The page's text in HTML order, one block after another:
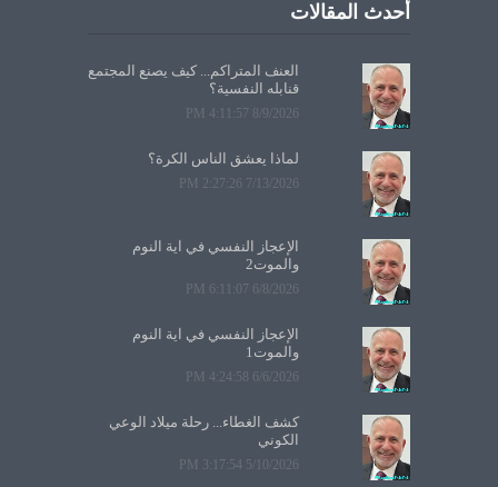
أحدث المقالات
العنف المتراكم... كيف يصنع المجتمع
قنابله النفسية؟
8/9/2026 4:11:57 PM
لماذا يعشق الناس الكرة؟
7/13/2026 2:27:26 PM
الإعجاز النفسي في آية النوم
والموت2
6/8/2026 6:11:07 PM
الإعجاز النفسي في آية النوم
والموت1
6/6/2026 4:24:58 PM
كشف الغطاء... رحلة ميلاد الوعي
الكوني
5/10/2026 3:17:54 PM